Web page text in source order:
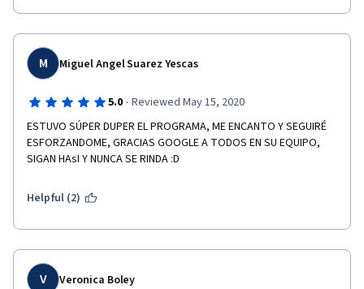
M Miguel Angel Suarez Yescas
5.0 · Reviewed May 15, 2020
ESTUVO SÚPER DUPER EL PROGRAMA, ME ENCANTO Y SEGUIRÉ
ESFORZANDOME, GRACIAS GOOGLE A TODOS EN SU EQUIPO,
SIGAN HAsI Y NUNCA SE RINDA :D
Helpful (2)
V Veronica Boley